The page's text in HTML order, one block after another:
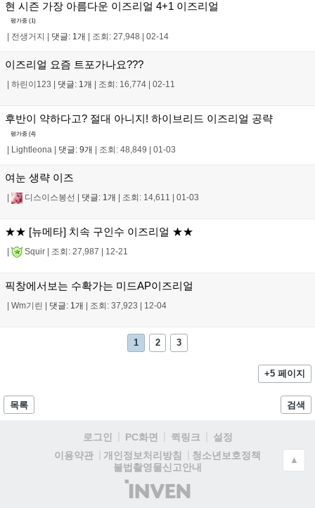
현 시즌 가장 아름다운 이즈리얼 4+1 이즈리얼
평가중 (1)
전생거지 댓글: 1개 조회: 27,948 02-14
이즈리얼 요즘 트포가나요???
하린이123 댓글: 1개 조회: 16,774 02-11
후반이 약하다고? 절대 아니지! 하이브리드 이즈리얼 공략
평가중 (4)
| Lightleona | 댓글: 9개 | 조회: 48,849 | 01-03
여눈 생략 이즈
| 디스이스봉선 | 댓글: 1개 | 조회: 14,611 | 01-03
★★ [뉴메타] 치속 구인수 이즈리얼 ★★
| Squir | 조회: 27,987 | 12-21
픽창에서보는 수확가는 미드AP이즈리얼
| Wm기린 | 댓글: 1개 | 조회: 37,923 | 12-04
1 2 3
+5 페이지
목록 검색
로그인 PC화면 퀵링크
설정
이용약관
개인정보처리방침
청소년보호정책
불법촬영물신고안내
(주)
인
▲